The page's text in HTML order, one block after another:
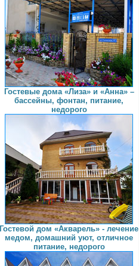
Гостевые дома «Лиза» и «Анна» –
бассейны, фонтан, питание,
недорого
Гостевой дом «Акварель» - лечение
медом, домашний уют, отличное
питание, недорого